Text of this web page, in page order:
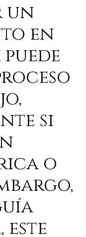
un
en
si
o
este